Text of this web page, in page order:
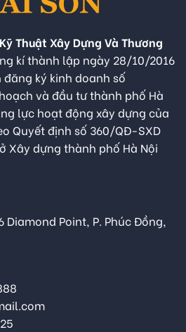
Thuật Xây Dựng Và Thương
kí thành lập ngày 28/10/2016
ký kinh doanh số
và đầu tư thành phố Hà
lực hoạt động xây dựng của
Quyết định số 360/QĐ-SXD
Xây dựng thành phố Hà Nội
Diamond Point, P. Phúc Đồng,